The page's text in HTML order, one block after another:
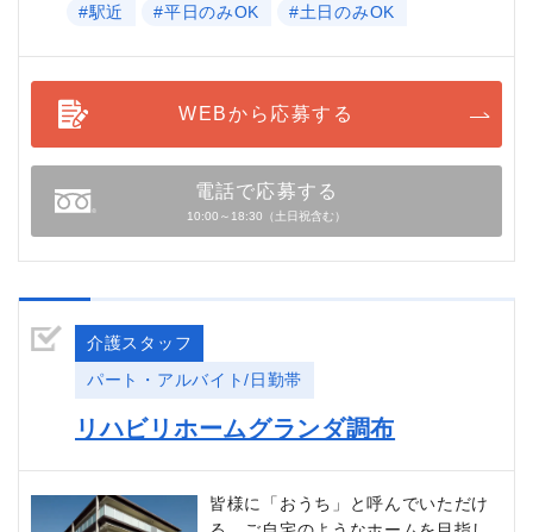
#駅近
#平日のみOK #土日のみOK
WEBから応募する
電話で応募する
10:00～18:30（土日祝含む）
介護スタッフ
パート・アルバイト/日勤帯
リハビリホームグランダ調布
皆様に「おうち」と呼んでいただけ